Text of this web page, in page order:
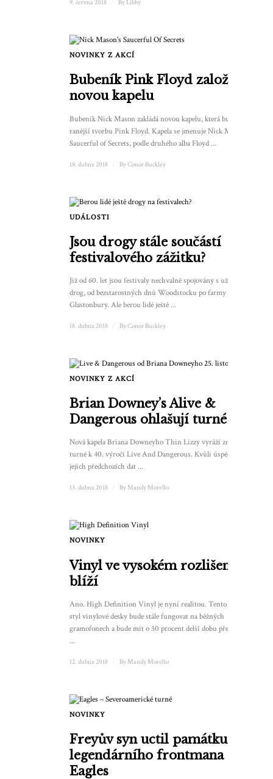
9. června 2018 By Libby
NOVINKY Z AKCÍ
Bubeník Pink Floyd založil
novou kapelu
Bubeník Nick Mason zakládá novou kapelu, která bude hrát
ranější tvorbu Pink Floyd. Kapela se jmenuje Nick Mason’s
Saucerful of Secrets, podle druhého alba Floyd ...
18. dubna 2018 ByConor Buckley
UDÁLOSTI
Jsou drogy stále součástí
festivalového zážitku?
Již od 60. let jsou festivaly nechvalně spojovány s užíváním
drog, od bezstarostných dnů Woodstocku po farmy v
Glastonbury. Ale berou lidé ještě ...
18. dubna 2018 ByConor Buckley
NOVINKY Z AKCÍ
Brian Downey’s Alive &
Dangerous ohlašují turné
Nová kapela Briana Downeyho Thin Lizzy vyráží znovu na
turné k 40. výročí Live And Dangerous. Kvůli úspěchu
jejich předchozích dat ...
13. dubna 2018 By Mandy Morello
NOVINKY
Vinyl ve vysokém rozlišení se
blíží
Ano. High Definition Vinyl je nyní realitou. Tento nový
styl vinylové desky bude stále fungovat na běžných
gramofonech a bude mít o 30 procent delší dobu přehrávání
...
12. dubna 2018 By Mandy Morello
NOVINKY
Freyův syn uctil památku
legendárního frontmana
Eagles